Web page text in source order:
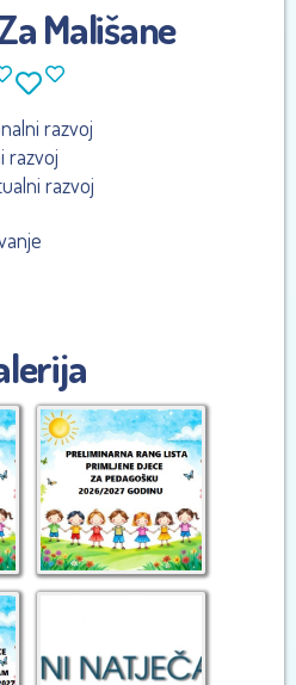
Mališane
razvoj
razvoj
razvoj